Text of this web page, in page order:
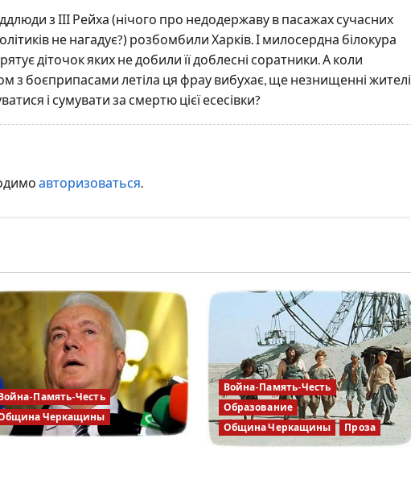
з ІІІ Рейха (нічого про недодержаву в пасажах сучасних
не нагадує?) розбомбили Харків. І милосердна білокура
діточок яких не добили її доблесні соратники. А коли
з боєприпасами летіла ця фрау вибухає, ще незнищенні жителі
і сумувати за смертю цієї есесівки?
авторизоваться.
Память-Честь
Черкащины
Война-Память-Честь
Образование
Община Черкащины
Проза